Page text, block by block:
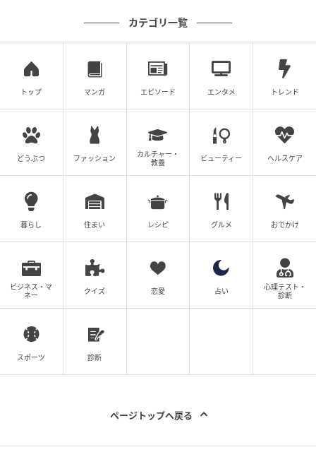
カテゴリ一覧
トップ マンガ エピソード エンタメ トレンド
どうぶつ ファッション
カルチャー・
教養
ビューティー ヘルスケア
暮らし 住まい レシピ グルメ おでかけ
ビジネス・マ
ネー
クイズ 恋愛 占い
心理テスト・
診断
スポーツ 診断
ページトップへ戻る